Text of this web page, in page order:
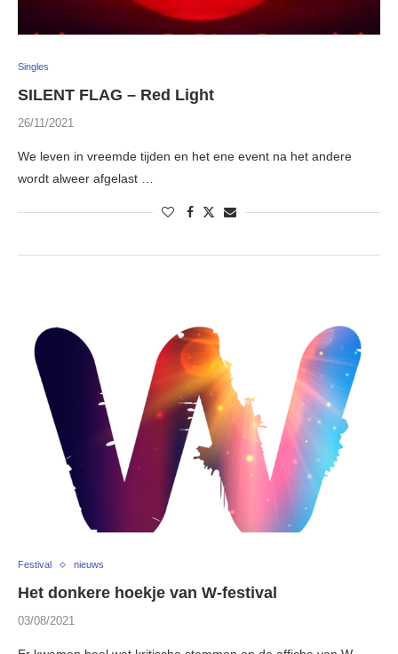
Singles
SILENT FLAG – Red Light
26/11/2021
We leven in vreemde tijden en het ene event na het andere
wordt alweer afgelast …
Festival nieuws
Het donkere hoekje van W-festival
03/08/2021